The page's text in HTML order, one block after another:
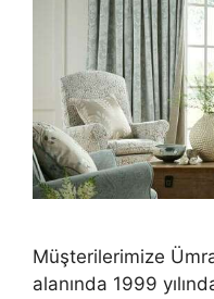
Müşterilerimize
alanında 1999